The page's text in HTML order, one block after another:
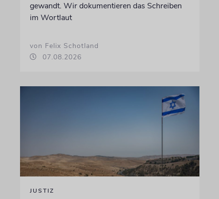
gewandt. Wir dokumentieren das Schreiben
im Wortlaut
von Felix Schotland
07.08.2026
JUSTIZ